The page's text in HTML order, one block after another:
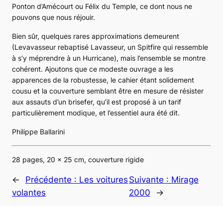
Ponton d’Amécourt ou Félix du Temple, ce dont nous ne
pouvons que nous réjouir.
Bien sûr, quelques rares approximations demeurent
(Levavasseur rebaptisé Lavasseur, un Spitfire qui ressemble
à s’y méprendre à un Hurricane), mais l’ensemble se montre
cohérent. Ajoutons que ce modeste ouvrage a les
apparences de la robustesse, le cahier étant solidement
cousu et la couverture semblant être en mesure de résister
aux assauts d’un brisefer, qu’il est proposé à un tarif
particulièrement modique, et l’essentiel aura été dit.
Philippe Ballarini
28 pages, 20 x 25 cm, couverture rigide
← Précédente : Les voitures
volantes
Suivante : Mirage
2000
→